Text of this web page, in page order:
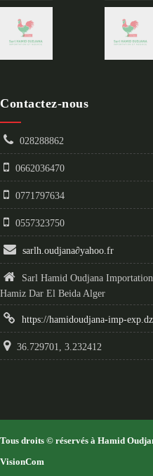
Contactez-nous
028288862
0662036470
0771797634
0557323750
sarlh.oudjana∂yahoo.fr
Sarl Hamid Oudjana
Hamiz Dar El Beida Alger
https://hamidoudjana-imp-exp.dz
36.729701, 3.232412
Tous droits © réservés à Hamid
VisionCom